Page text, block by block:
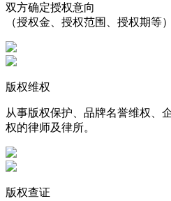
双方确定授权意向
（授权金、授权范围、授权期等）
版权维权
从事版权保护、品牌名誉维权、
权的律师及律所。
版权查证